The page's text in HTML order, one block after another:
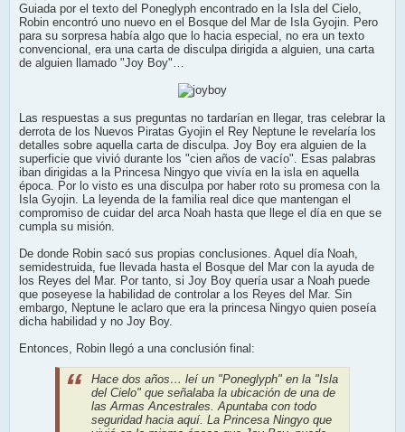
Guiada por el texto del Poneglyph encontrado en la Isla del Cielo,
Robin encontró uno nuevo en el Bosque del Mar de Isla Gyojin. Pero
para su sorpresa había algo que lo hacia especial, no era un texto
convencional, era una carta de disculpa dirigida a alguien, una carta
de alguien llamado "Joy Boy"…
Las respuestas a sus preguntas no tardarían en llegar, tras celebrar la
derrota de los Nuevos Piratas Gyojin el Rey Neptune le revelaría los
detalles sobre aquella carta de disculpa. Joy Boy era alguien de la
superficie que vivió durante los "cien años de vacío". Esas palabras
iban dirigidas a la Princesa Ningyo que vivía en la isla en aquella
época. Por lo visto es una disculpa por haber roto su promesa con la
Isla Gyojin. La leyenda de la familia real dice que mantengan el
compromiso de cuidar del arca Noah hasta que llege el día en que se
cumpla su misión.
De donde Robin sacó sus propias conclusiones. Aquel día Noah,
semidestruida, fue llevada hasta el Bosque del Mar con la ayuda de
los Reyes del Mar. Por tanto, si Joy Boy quería usar a Noah puede
que poseyese la habilidad de controlar a los Reyes del Mar. Sin
embargo, Neptune le aclaro que era la princesa Ningyo quien poseía
dicha habilidad y no Joy Boy.
Entonces, Robin llegó a una conclusión final:
Hace dos años… leí un "Poneglyph" en la "Isla
del Cielo" que señalaba la ubicación de una de
las Armas Ancestrales. Apuntaba con todo
seguridad hacia aquí. La Princesa Ningyo que